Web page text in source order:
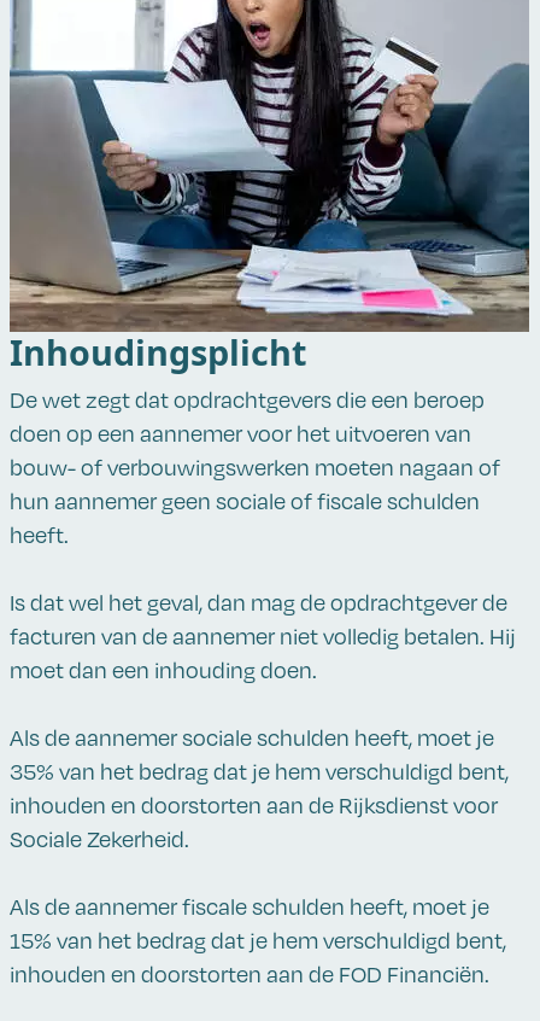
Inhoudingsplicht
De wet zegt dat opdrachtgevers die een beroep
doen op een aannemer voor het uitvoeren van
bouw- of verbouwingswerken moeten nagaan of
hun aannemer geen sociale of fiscale schulden
heeft.
Is dat wel het geval, dan mag de opdrachtgever de
facturen van de aannemer niet volledig betalen. Hij
moet dan een inhouding doen.
Als de aannemer sociale schulden heeft, moet je
35% van het bedrag dat je hem verschuldigd bent,
inhouden en doorstorten aan de Rijksdienst voor
Sociale Zekerheid.
Als de aannemer fiscale schulden heeft, moet je
15% van het bedrag dat je hem verschuldigd bent,
inhouden en doorstorten aan de FOD Financiën.